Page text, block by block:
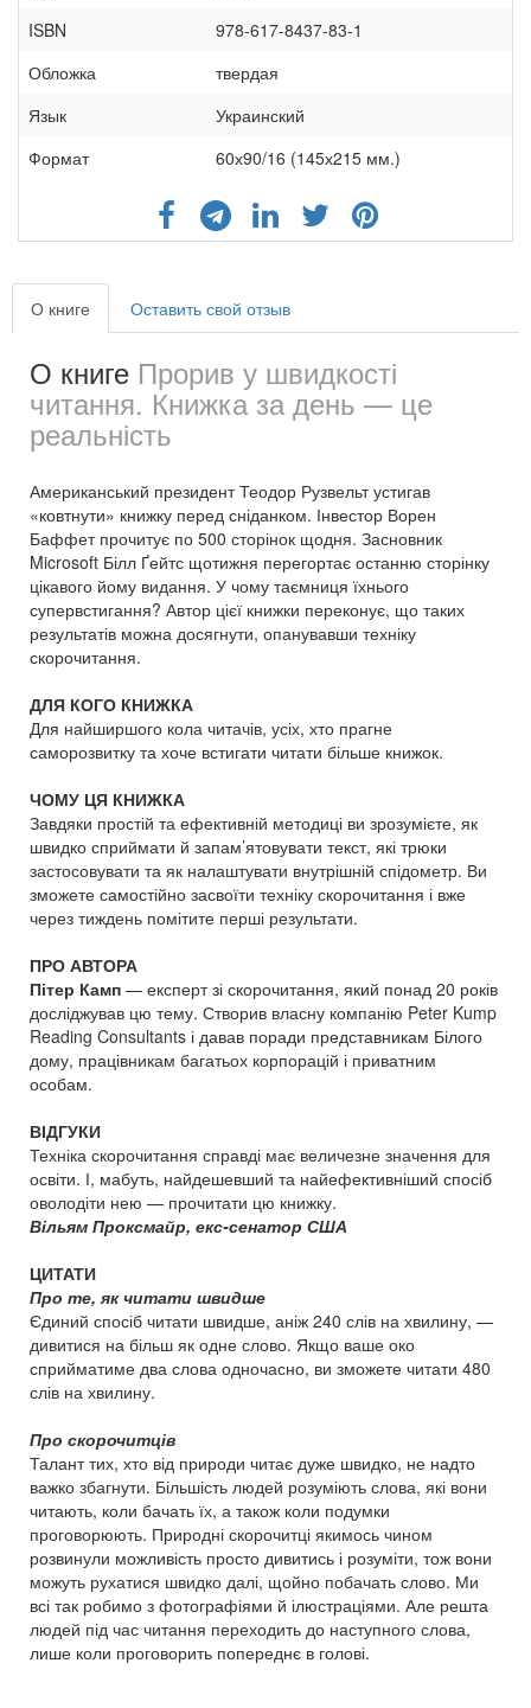
ISBN
978-617-8437-83-1
Обложка
твердая
Язык
Украинский
Формат
60х90/16 (145х215 мм.)
О книге Оставить свой отзыв
О книге Прорив у швидкості
читання. Книжка за день — це
реальність
Американський президент Теодор Рузвельт устигав
«ковтнути» книжку перед сніданком. Інвестор Ворен
Баффет прочитує по 500 сторінок щодня. Засновник
Microsoft Білл Ґейтс щотижня перегортає останню сторінку
цікавого йому видання. У чому таємниця їхнього
супервстигання? Автор цієї книжки переконує, що таких
результатів можна досягнути, опанувавши техніку
скорочитання.
ДЛЯ КОГО КНИЖКА
Для найширшого кола читачів, усіх, хто прагне
саморозвитку та хоче встигати читати більше книжок.
ЧОМУ ЦЯ КНИЖКА
Завдяки простій та ефективній методиці ви зрозумієте, як
швидко сприймати й запам’ятовувати текст, які трюки
застосовувати та як налаштувати внутрішній спідометр. Ви
зможете самостійно засвоїти техніку скорочитання і вже
через тиждень помітите перші результати.
ПРО АВТОРА
Пітер Камп — експерт зі скорочитання, який понад 20 років
досліджував цю тему. Створив власну компанію Peter Kump
Reading Consultants і давав поради представникам Білого
дому, працівникам багатьох корпорацій і приватним
особам.
ВІДГУКИ
Техніка скорочитання справді має величезне значення для
освіти. І, мабуть, найдешевший та найефективніший спосіб
оволодіти нею — прочитати цю книжку.
Вільям Проксмайр, екс-сенатор США
ЦИТАТИ
Про те, як читати швидше
Єдиний спосіб читати швидше, аніж 240 слів на хвилину, —
дивитися на більш як одне слово. Якщо ваше око
сприйматиме два слова одночасно, ви зможете читати 480
слів на хвилину.
Про скорочитців
Талант тих, хто від природи читає дуже швидко, не надто
важко збагнути. Більшість людей розуміють слова, які вони
читають, коли бачать їх, а також коли подумки
проговорюють. Природні скорочитці якимось чином
розвинули можливість просто дивитись і розуміти, тож вони
можуть рухатися швидко далі, щойно побачать слово. Ми
всі так робимо з фотографіями й ілюстраціями. Але решта
людей під час читання переходить до наступного слова,
лише коли проговорить попереднє в голові.